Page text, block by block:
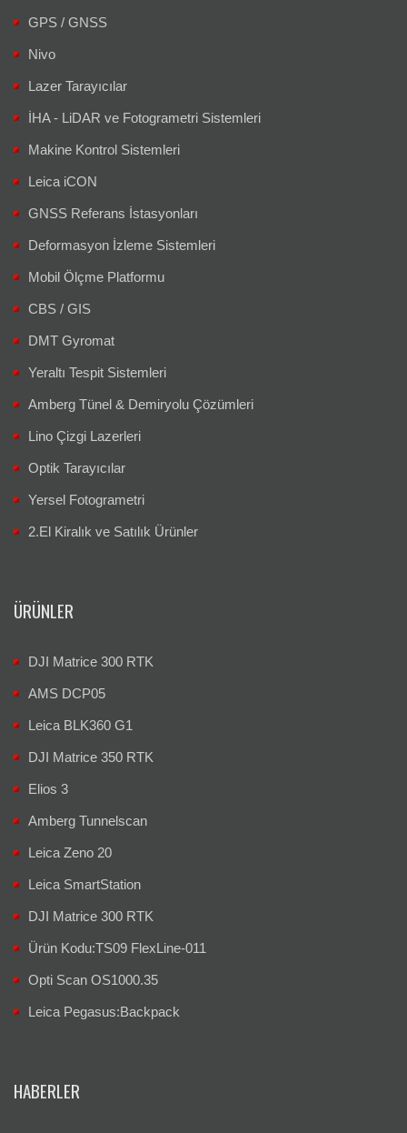
GPS / GNSS
Nivo
Lazer Tarayıcılar
İHA - LiDAR ve Fotogrametri Sistemleri
Makine Kontrol Sistemleri
Leica iCON
GNSS Referans İstasyonları
Deformasyon İzleme Sistemleri
Mobil Ölçme Platformu
CBS / GIS
DMT Gyromat
Yeraltı Tespit Sistemleri
Amberg Tünel & Demiryolu Çözümleri
Lino Çizgi Lazerleri
Optik Tarayıcılar
Yersel Fotogrametri
2.El Kiralık ve Satılık Ürünler
ÜRÜNLER
DJI Matrice 300 RTK
AMS DCP05
Leica BLK360 G1
DJI Matrice 350 RTK
Elios 3
Amberg Tunnelscan
Leica Zeno 20
Leica SmartStation
DJI Matrice 300 RTK
Ürün Kodu:TS09 FlexLine-011
Opti Scan OS1000.35
Leica Pegasus:Backpack
HABERLER